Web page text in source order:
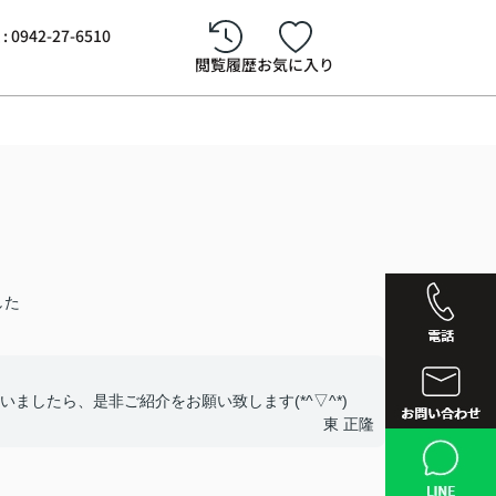
0942-27-6510
閲覧履歴お気に入り
西鉄久
ましたら、是非ご紹介をお願い致します(*^▽^*)
東 正隆